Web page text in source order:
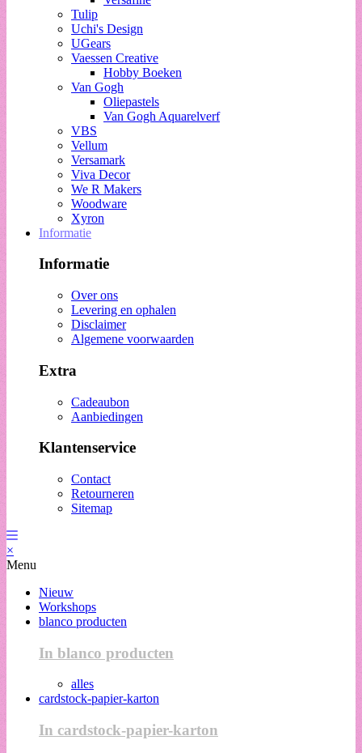
Tulip
Uchi's Design
UGears
Vaessen Creative
Hobby Boeken
Van Gogh
Oliepastels
Van Gogh Aquarelverf
VBS
Vellum
Versamark
Viva Decor
We R Makers
Woodware
Xyron
Informatie
Informatie
Over ons
Levering en ophalen
Disclaimer
Algemene voorwaarden
Extra
Cadeaubon
Aanbiedingen
Klantenservice
Contact
Retourneren
Sitemap
×
Menu
Nieuw
Workshops
blanco producten
In blanco producten
alles
cardstock-papier-karton
In cardstock-papier-karton